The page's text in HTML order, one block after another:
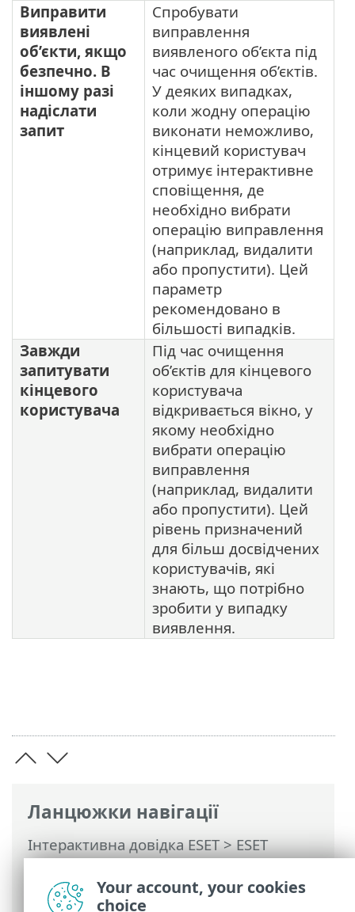
Ланцюжки навігації
Інтерактивна довідка ESET>ESET
Endpoint Antivirus>Додаткові
параметри>Модулі захисту>
ThreatSense> Рівні очистки
Виправити
виявлені
об’єкти, якщо
безпечно. В
іншому разі
надіслати
запит
Спробувати
виправлення
виявленого об’єкта під
час очищення об’єктів.
У деяких випадках,
коли жодну операцію
виконати неможливо,
кінцевий користувач
отримує інтерактивне
сповіщення, де
необхідно вибрати
операцію виправлення
(наприклад, видалити
або пропустити). Цей
параметр
рекомендовано в
більшості випадків.
Завжди
запитувати
кінцевого
користувача
Під час очищення
об’єктів для кінцевого
користувача
відкривається вікно, у
якому необхідно
вибрати операцію
виправлення
(наприклад, видалити
або пропустити). Цей
рівень призначений
для більш досвідчених
користувачів, які
знають, що потрібно
зробити у випадку
виявлення.
Your account, your cookies
choice